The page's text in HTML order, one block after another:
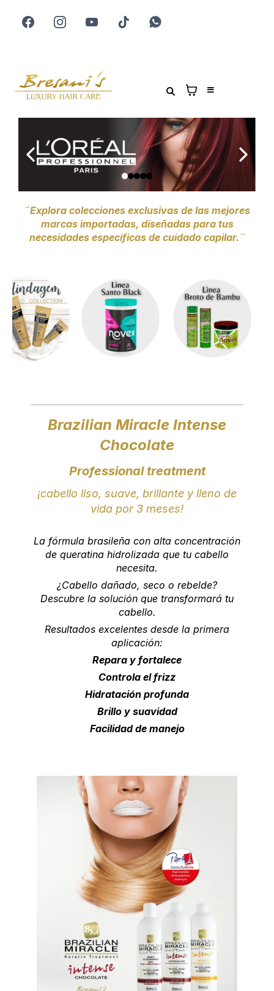
¨Explora colecciones exclusivas de las mejores
marcas importadas, diseñadas para tus
necesidades específicas de cuidado capilar.¨
Brazilian Miracle Intense
Chocolate
Professional treatment
¡cabello liso, suave, brillante y lleno de
vida por 3 meses!
La fórmula brasileña con alta concentración
de queratina hidrolizada que tu cabello
necesita.
¿Cabello dañado, seco o rebelde?
Descubre la solución que transformará tu
cabello.
Resultados excelentes desde la primera
aplicación:
Repara y fortalece
Controla el frizz
Hidratación profunda
Brillo y suavidad
Facilidad de manejo